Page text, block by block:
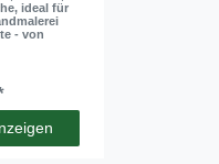
ideal für
- von